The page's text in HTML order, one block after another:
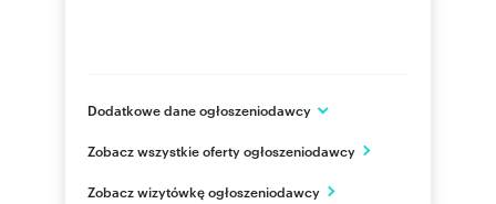
Dodatkowe dane ogłoszeniodawcy
Bydgoszcz
PL
Zobacz wszystkie oferty ogłoszeniodawcy
Zobacz wizytówkę ogłoszeniodawcy